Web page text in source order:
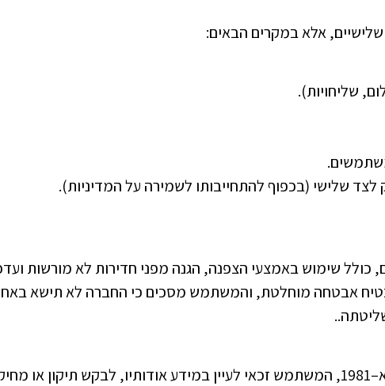
אלא במקרים הבאים:
שליחויות).
שלישי (בכפוף להתחייבותו לשמירה על המדיניות).
שימוש באמצעי הצפנה, הגנה מפני חדירות לא מורשות
אבטחה מוחלטת, והמשתמש מסכים כי החברה לא תישא
בהתאם לחוק הגנת הפרטיות, התשמ”א–1981, המשתמש זכאי לעיין במידע אודותיו, לבקש